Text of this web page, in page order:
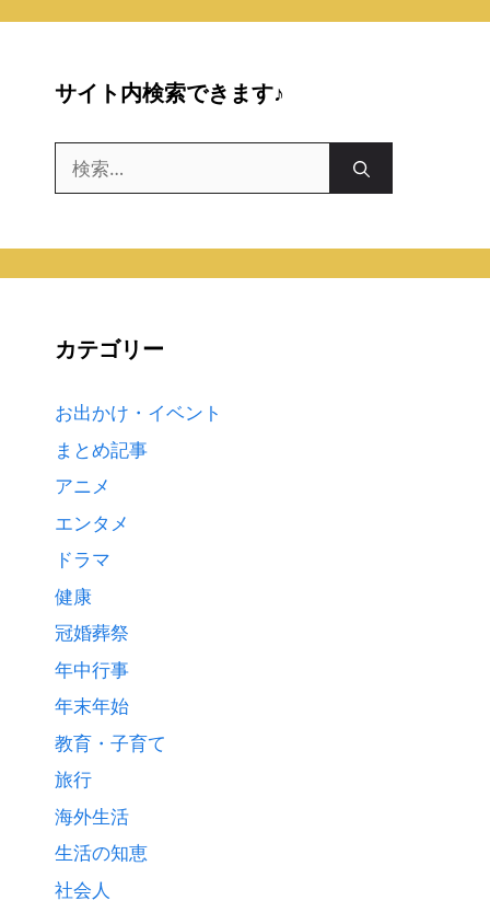
サイト内検索できます♪
索:
カテゴリー
お出かけ・イベント
まとめ記事
アニメ
エンタメ
ドラマ
健康
冠婚葬祭
年中行事
年末年始
教育・子育て
旅行
海外生活
生活の知恵
社会人